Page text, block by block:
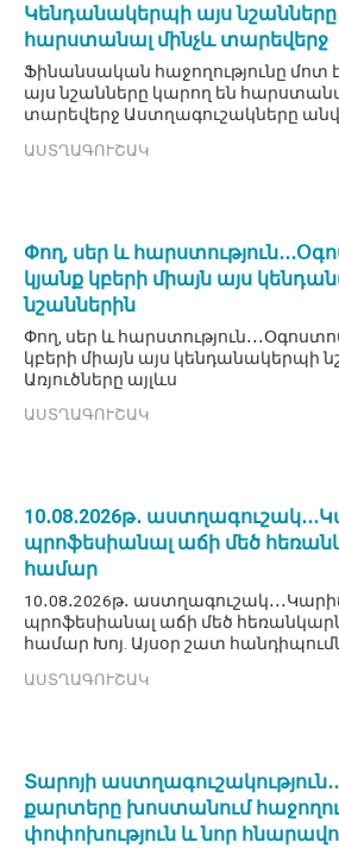
Կենդանակերպի այս
հարստանալ մինչև տարեվերջ
Ֆինանսական հաջողությունը մոտ
այս նշանները կարող են
տարեվերջ Աստղագուշակները
ԱՍՏՂԱԳՈՒՇԱԿ
Փող, սեր և
կյանք կբերի միայն այս
նշաններին
Փող, սեր և
կբերի միայն այս կենդանակերպի
Առյուծները այլևս
ԱՍՏՂԱԳՈՒՇԱԿ
10․08․2026թ․
պրոֆեսիանալ աճի մեծ
համար
10․08․2026թ․
պրոֆեսիանալ աճի մեծ
համար Խոյ. Այսօր շատ
ԱՍՏՂԱԳՈՒՇԱԿ
Տարոյի
քարտերը խոստանում
փոփոխություն և նոր